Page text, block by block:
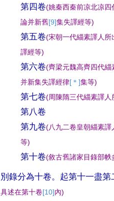
第四卷(姚秦西秦前凉北凉
論并新舊[9]集失譯經等)
第五卷(宋朝一代緇素譯人
譯經等)
第六卷(齊梁元魏高齊四代
并新集失譯經律[＊]集等)
第七卷(周陳隋三代緇素譯
第八卷
第九卷(八九二卷皇朝緇素
等)
第十卷(敘古舊諸家目錄部帙
別錄分為十卷。 起第十一盡第
具述在第十卷[10]內)